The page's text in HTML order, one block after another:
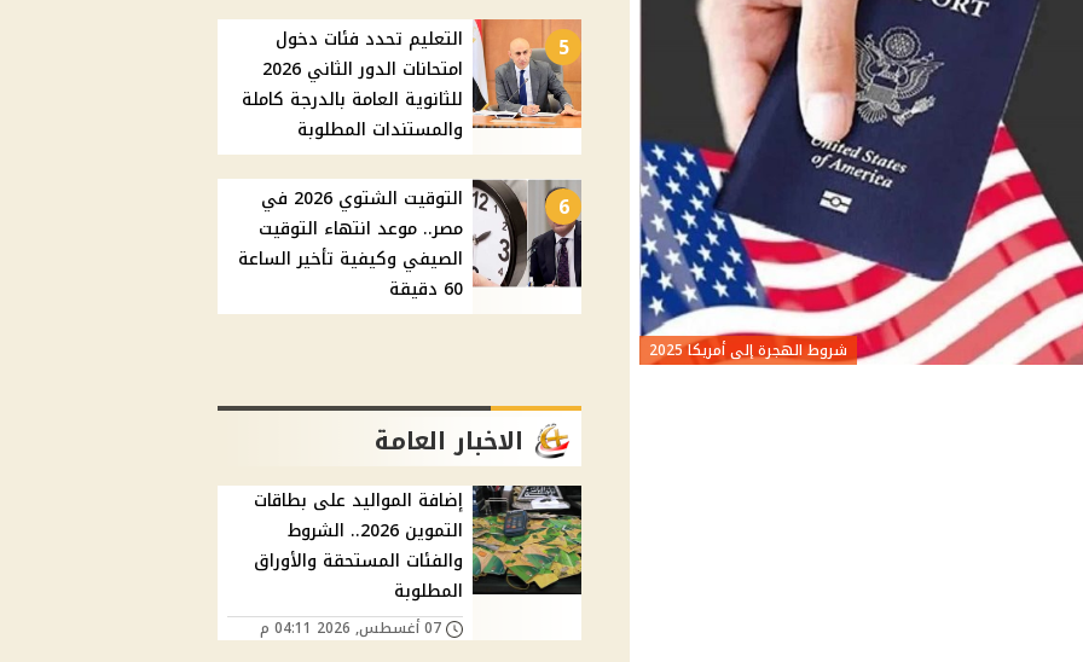
شروط الهجرة إلى أمريكا 2025
5
التعليم تحدد فئات دخول
امتحانات الدور الثاني 2026
للثانوية العامة بالدرجة كاملة
والمستندات المطلوبة
6
التوقيت الشتوي 2026 في
مصر.. موعد انتهاء التوقيت
الصيفي وكيفية تأخير الساعة
60 دقيقة
الاخبار العامة
إضافة المواليد على بطاقات
التموين 2026.. الشروط
والفئات المستحقة والأوراق
المطلوبة
07 أغسطس, 2026 04:11 م